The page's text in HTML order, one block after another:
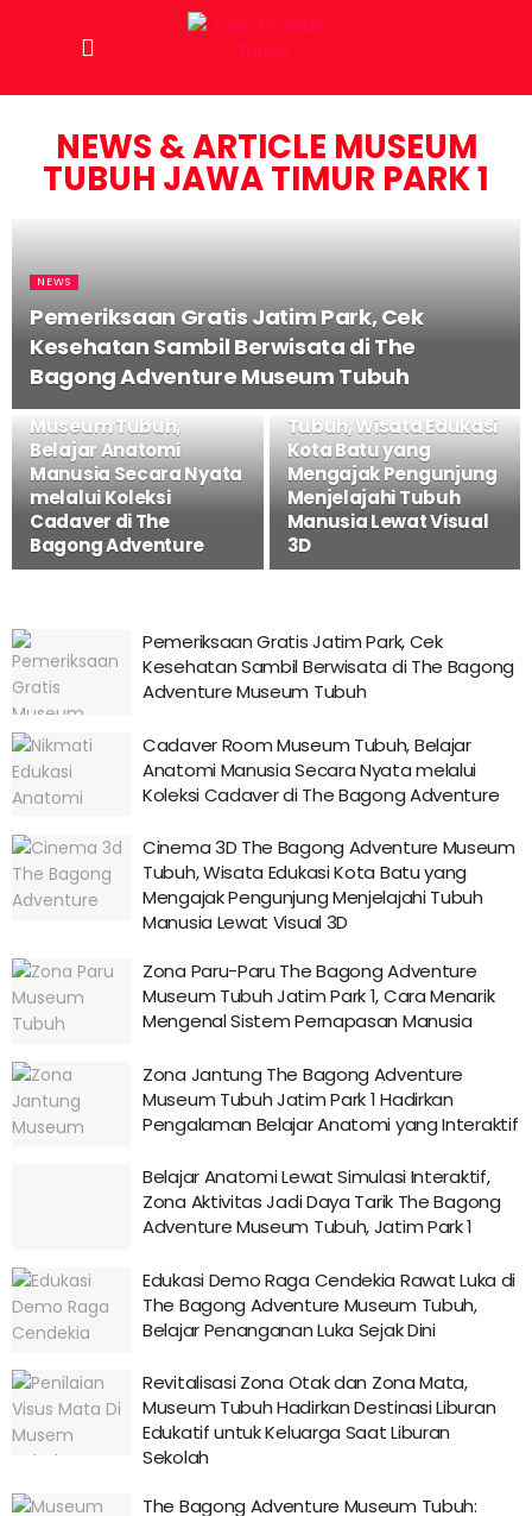
NEWS & ARTICLE MUSEUM
TUBUH JAWA TIMUR PARK 1
NEWS
Pemeriksaan Gratis Jatim Park, Cek
Kesehatan Sambil Berwisata di The
Bagong Adventure Museum Tubuh
NEWS
Museum Tubuh,
Belajar Anatomi
Manusia Secara Nyata
melalui Koleksi
Cadaver di The
Bagong Adventure
NEWS
Cinema 3D The Bagong
Tubuh, Wisata Edukasi
Kota Batu yang
Mengajak Pengunjung
Menjelajahi Tubuh
Manusia Lewat Visual
3D
Pemeriksaan Gratis Jatim Park, Cek
Kesehatan Sambil Berwisata di The Bagong
Adventure Museum Tubuh
Cadaver Room Museum Tubuh, Belajar
Anatomi Manusia Secara Nyata melalui
Koleksi Cadaver di The Bagong Adventure
Cinema 3D The Bagong Adventure Museum
Tubuh, Wisata Edukasi Kota Batu yang
Mengajak Pengunjung Menjelajahi Tubuh
Manusia Lewat Visual 3D
Zona Paru-Paru The Bagong Adventure
Museum Tubuh Jatim Park 1, Cara Menarik
Mengenal Sistem Pernapasan Manusia
Zona Jantung The Bagong Adventure
Museum Tubuh Jatim Park 1 Hadirkan
Pengalaman Belajar Anatomi yang Interaktif
Belajar Anatomi Lewat Simulasi Interaktif,
Zona Aktivitas Jadi Daya Tarik The Bagong
Adventure Museum Tubuh, Jatim Park 1
Edukasi Demo Raga Cendekia Rawat Luka di
The Bagong Adventure Museum Tubuh,
Belajar Penanganan Luka Sejak Dini
Revitalisasi Zona Otak dan Zona Mata,
Museum Tubuh Hadirkan Destinasi Liburan
Edukatif untuk Keluarga Saat Liburan
Sekolah
The Bagong Adventure Museum Tubuh: